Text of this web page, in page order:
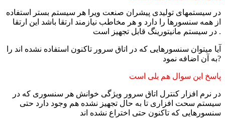
در سیستمهای تولیدی پیشران صنعت ویرا هر سیستم بستر استفاده
از همه سنسورها را دارد و هر مخاطب نیازمند ارتقا باشد این ارتقا
در سیستم مانیتورینگ قابل تجهیز است .
آیا میتوان سنسورهایی که در اتاق سرور تاکنون استفاده نشده اند را
به آن اضافه نمود?
پاسخ این سوال هم بلی است
در نرم افزار کنترل اتاق سرور ویژگی خوانش هر سنسوری که در
سیستم سحت افزاری تا به حال تجهیز نشده هم وجود دارد حتی
سنسورهایی که تاکنون حتی اختراع نشده اند